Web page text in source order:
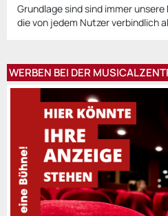
Grundlage sind sind immer unsere
die von jedem Nutzer verbindlich
WERBEN BEI DER